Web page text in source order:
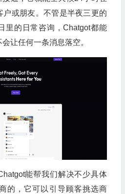
户或朋友。不管是半夜三更的
里的日常咨询，Chatgot都能
让任何一条消息落空。
能帮我们解决不少具体
的，它可以引导顾客挑选商